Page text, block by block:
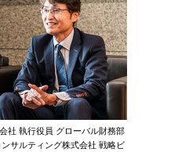
社 執行役員 グローバル財務部
サルティング株式会社 戦略ビ